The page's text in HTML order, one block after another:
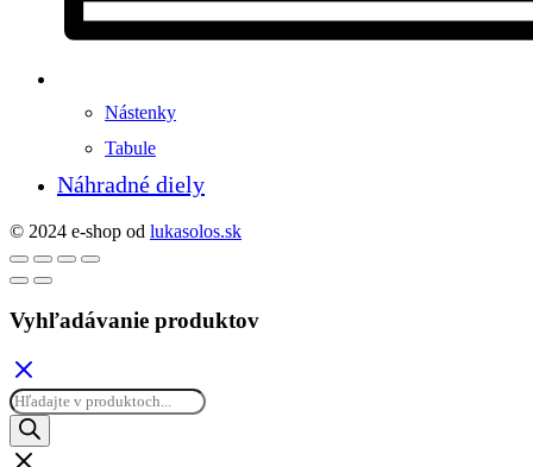
Nástenky
Tabule
Náhradné diely
© 2024 e-shop od lukasolos.sk
Vyhľadávanie produktov
Products
search